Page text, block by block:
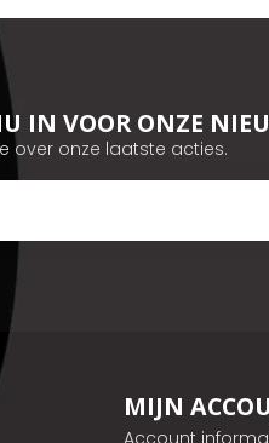
IN VOOR ONZE
over onze laatste acties.
MIJN
Account